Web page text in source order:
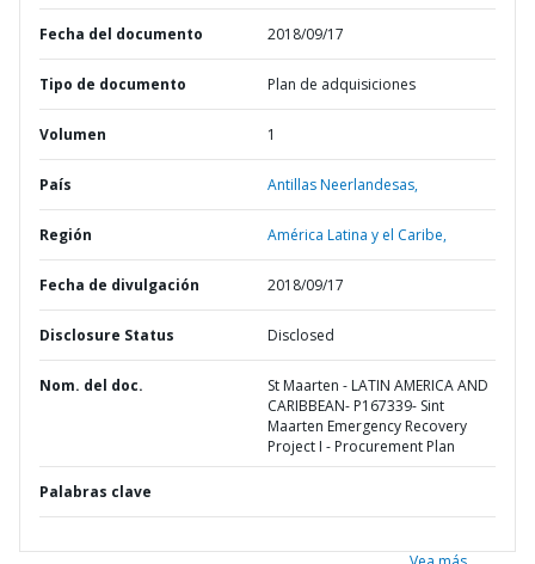
Fecha del documento 2018/09/17
Tipo de documento Plan de adquisiciones
Volumen 1
País Antillas Neerlandesas,
Región América Latina y el Caribe,
Fecha de divulgación 2018/09/17
Disclosure Status Disclosed
Nom. del doc.
St Maarten - LATIN AMERICA AND
CARIBBEAN- P167339- Sint
Maarten Emergency Recovery
Project I - Procurement Plan
Palabras clave